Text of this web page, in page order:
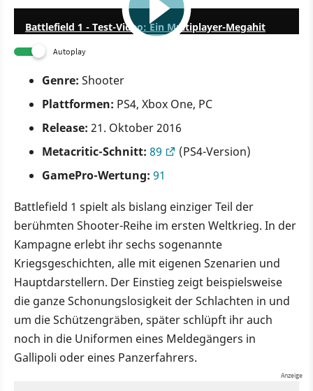
Battlefield 1 - Test-Video: Ein Multiplayer-Megahit
Autoplay
Genre: Shooter
Plattformen: PS4, Xbox One, PC
Release: 21. Oktober 2016
Metacritic-Schnitt: 89
(PS4-Version)
GamePro-Wertung: 91
Battlefield 1 spielt als bislang einziger Teil der
berühmten Shooter-Reihe im ersten Weltkrieg. In der
Kampagne erlebt ihr sechs sogenannte
Kriegsgeschichten, alle mit eigenen Szenarien und
Hauptdarstellern. Der Einstieg zeigt beispielsweise
die ganze Schonungslosigkeit der Schlachten in und
um die Schützengräben, später schlüpft ihr auch
noch in die Uniformen eines Meldegängers in
Gallipoli oder eines Panzerfahrers.